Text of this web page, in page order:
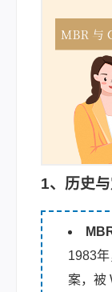
1、历史
1983
案，被